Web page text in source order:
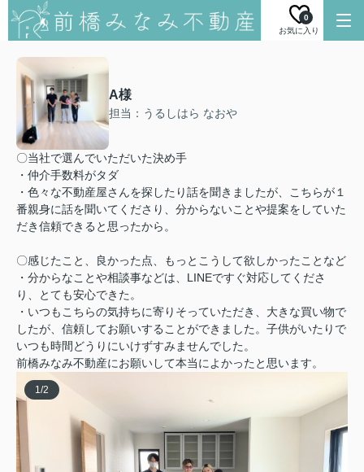
お気に入り
0
A様
担当：うるしはら なおや
〇当社で選んでいただいた決め手
・仲介手数料がタダ
・色々な不動産屋さんを探したり話を聞きましたが、こちらが１
番親身に話を聞いてくださり、分からないことや提案をしていた
だき信頼できると思ったから。
〇感じたこと、良かった点、もっとこうして欲しかったことなど
・分からなことや相談事などは、LINEですぐ対応してくださ
り、とても安心できた。
・いつもこちらの気持ちに寄りそっていただき、大きな買い物で
したが、信頼してお願いすることができました。子供がいたりで
いつも時間どうりにいけずすみませんでした。
前橋みなみ不動産にお願いして本当によかったと思います。
1/2